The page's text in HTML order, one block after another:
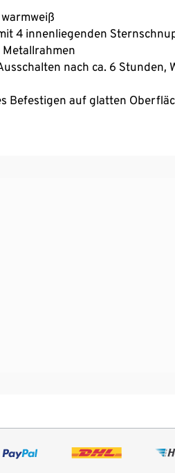
4 innenliegenden
nach ca. 6 Stunden,
Befestigen auf glatten
Winterdeko